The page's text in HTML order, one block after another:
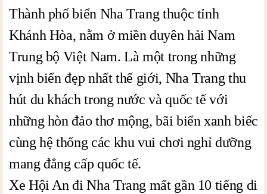
Thành phố biển Nha Trang thuộc tỉnh
Khánh Hòa, nằm ở miền duyên hải Nam
Trung bộ Việt Nam. Là một trong những
vịnh biển đẹp nhất thế giới, Nha Trang thu
hút du khách trong nước và quốc tế với
những hòn đảo thơ mộng, bãi biển xanh biếc
cùng hệ thống các khu vui chơi nghỉ dưỡng
mang đẳng cấp quốc tế.
Xe Hội An đi Nha Trang mất gần 10 tiếng di